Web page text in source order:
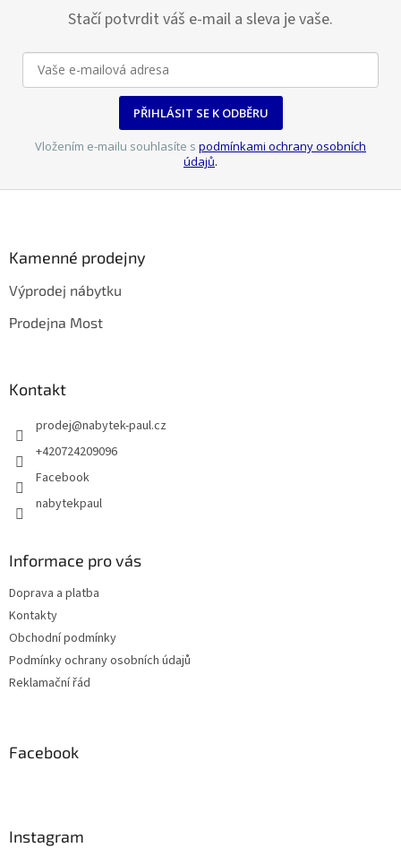
Stačí potvrdit váš e-mail a sleva je vaše.
PŘIHLÁSIT SE K ODBĚRU
Vložením e-mailu souhlasíte s podmínkami ochrany osobních
údajů.
Kamenné prodejny
Výprodej nábytku
Prodejna Most
Kontakt
prodej@nabytek-paul.cz
+420724209096
Facebook
nabytekpaul
Informace pro vás
Doprava a platba
Kontakty
Obchodní podmínky
Podmínky ochrany osobních údajů
Reklamační řád
Facebook
Instagram